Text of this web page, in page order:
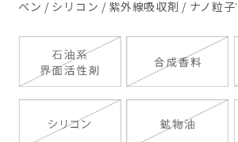
ベン / シリコン / 紫外線吸収剤 / ナノ粒子*